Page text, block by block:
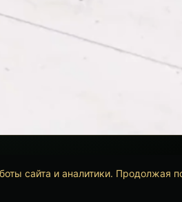
сайта и аналитики. Продолжая